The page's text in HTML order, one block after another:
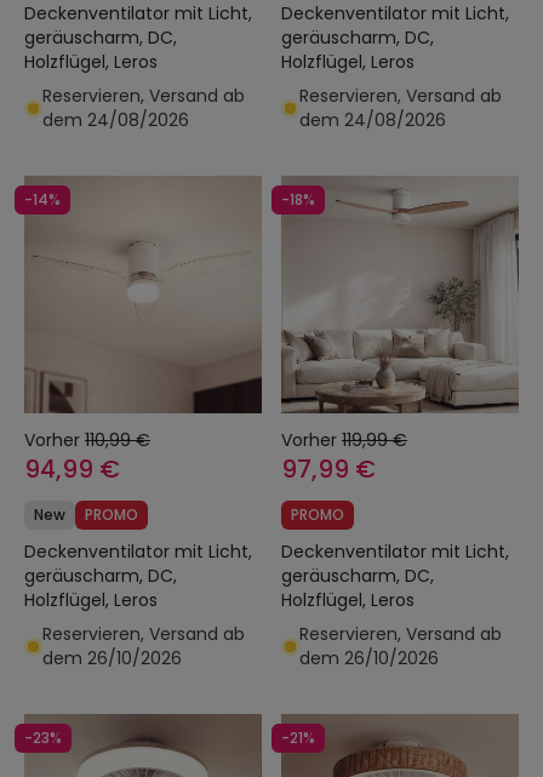
Deckenventilator mit Licht,
geräuscharm, DC,
Holzflügel, Leros
Reservieren, Versand ab
dem 24/08/2026
Deckenventilator mit Licht,
geräuscharm, DC,
Holzflügel, Leros
Reservieren, Versand ab
dem 24/08/2026
-14%
Vorher 110,99 €
94,99 €
New PROMO
Deckenventilator mit Licht,
geräuscharm, DC,
Holzflügel, Leros
Reservieren, Versand ab
dem 26/10/2026
-18%
Vorher 119,99 €
97,99 €
PROMO
Deckenventilator mit Licht,
geräuscharm, DC,
Holzflügel, Leros
Reservieren, Versand ab
dem 26/10/2026
-23% -21%